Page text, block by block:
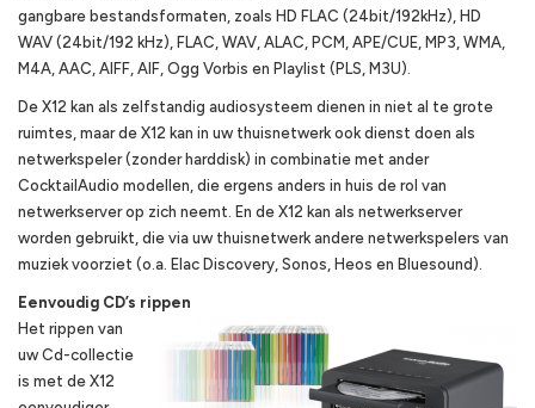
gangbare bestandsformaten, zoals HD FLAC (24bit/192kHz), HD
WAV (24bit/192 kHz), FLAC, WAV, ALAC, PCM, APE/CUE, MP3, WMA,
M4A, AAC, AIFF, AIF, Ogg Vorbis en Playlist (PLS, M3U).
De X12 kan als zelfstandig audiosysteem dienen in niet al te grote
ruimtes, maar de X12 kan in uw thuisnetwerk ook dienst doen als
netwerkspeler (zonder harddisk) in combinatie met ander
CocktailAudio modellen, die ergens anders in huis de rol van
netwerkserver op zich neemt. En de X12 kan als netwerkserver
worden gebruikt, die via uw thuisnetwerk andere netwerkspelers van
muziek voorziet (o.a. Elac Discovery, Sonos, Heos en Bluesound).
Eenvoudig CD’s rippen
Het rippen van
uw Cd-collectie
is met de X12